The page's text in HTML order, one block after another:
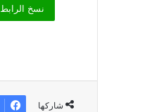
نسخ الرابط
شاركها